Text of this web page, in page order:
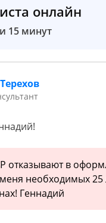
онлайн
15 минут
отказывают в
меня необходимых
Геннадий